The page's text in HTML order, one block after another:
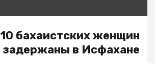
10 бахаистских женщин
задержаны в Исфахане